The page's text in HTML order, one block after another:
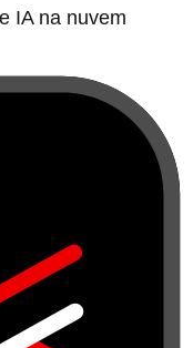
IA na nuvem